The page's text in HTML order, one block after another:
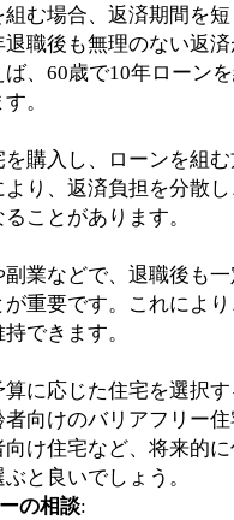
む場合、返済期間を
職後も無理のない返
、60歳で10年ローン
。
購入し、ローンを組
り、返済負担を分散
ことがあります。
業などで、退職後も
重要です。これによ
できます。
に応じた住宅を選択
向けのバリアフリー
け住宅など、将来的
と良いでしょう。
の相談: